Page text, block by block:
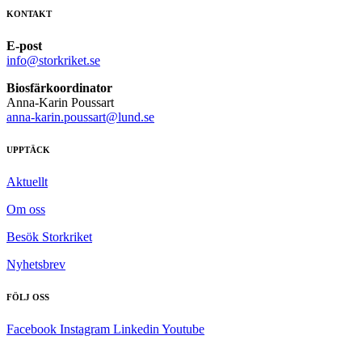
KONTAKT
E-post
info@storkriket.se
Biosfärkoordinator
Anna-Karin Poussart
anna-karin.poussart@lund.se
UPPTÄCK
Aktuellt
Om oss
Besök Storkriket
Nyhetsbrev
FÖLJ OSS
Facebook Instagram Linkedin Youtube